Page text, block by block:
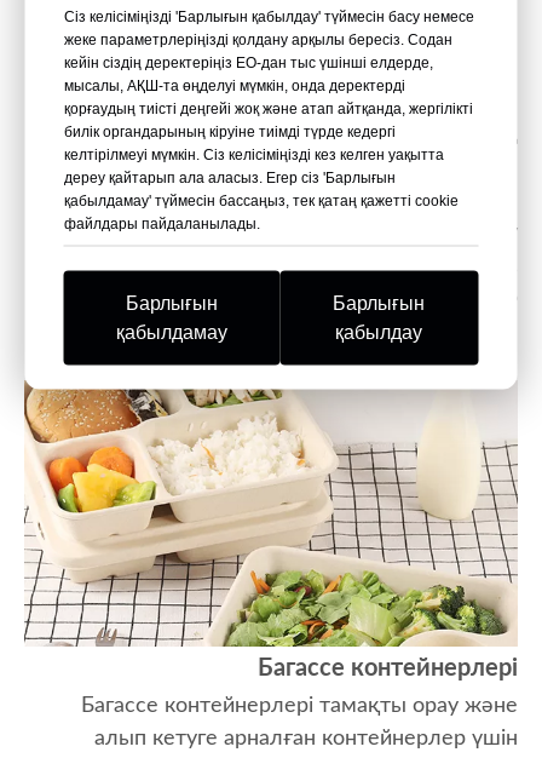
қаптамасының түрлері
Багассе науалары
Мейрамханалар мен кафелер өздерінің
мейрамханаларында тамақтану және тамақты
өзіңізбен бірге алып кету қызметтері үшін
багассе асхана ыдыстарын тұрақты таңдау
ретінде жиі қолданады. Багассе науалары,
тәрелкелері, кеселер және контейнерлер
эстетика мен функционалдылыққа нұқсан
келтірмей, экологиялық таза нұсқаны ұсынады.
Багассе контейнерлері
Багассе контейнерлері тамақты орау және
алып кетуге арналған контейнерлер үшін
Сіз келісіміңізді 'Барлығын қабылдау' түймесін басу немесе
жеке параметрлеріңізді қолдану арқылы бересіз. Содан
кейін сіздің деректеріңіз ЕО-дан тыс үшінші елдерде,
мысалы, АҚШ-та өңделуі мүмкін, онда деректерді
қорғаудың тиісті деңгейі жоқ және атап айтқанда, жергілікті
билік органдарының кіруіне тиімді түрде кедергі
келтірілмеуі мүмкін. Сіз келісіміңізді кез келген уақытта
дереу қайтарып ала аласыз. Егер сіз 'Барлығын
қабылдамау' түймесін бассаңыз, тек қатаң қажетті cookie
файлдары пайдаланылады.
Барлығын
қабылдамау
Барлығын
қабылдау